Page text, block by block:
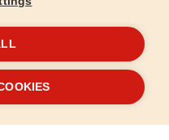
jog fenntartva
FEO